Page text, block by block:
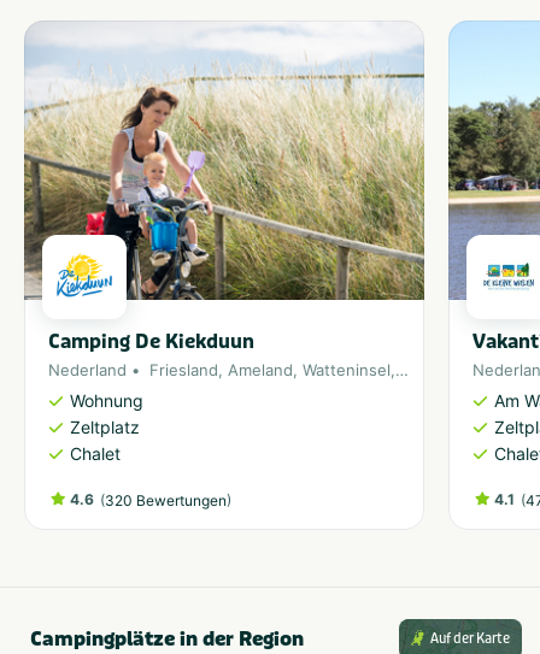
Camping De Kiekduun
Nederland Friesland, Ameland, Watteninsel, Nordsee
Wohnung
Zeltplatz
Chalet
4.6 (320 Bewertungen)
Am
4.1 (
Campingplätze in der Region Auf der Karte